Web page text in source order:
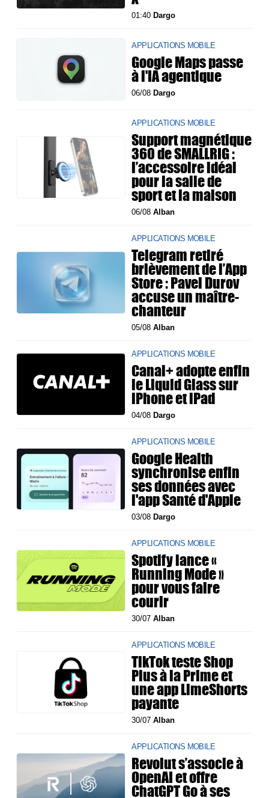
01:40 Dargo
APPLICATIONS MOBILE
Google Maps passe
à l'IA agentique
06/08 Dargo
APPLICATIONS MOBILE
Support magnétique
360 de SMALLRIG :
l’accessoire idéal
pour la salle de
sport et la maison
06/08Alban
APPLICATIONS MOBILE
Telegram retiré
brièvement de l’App
Store : Pavel Durov
accuse un maître-
chanteur
05/08Alban
APPLICATIONS MOBILE
Canal+ adopte enfin
le Liquid Glass sur
iPhone et iPad
04/08Dargo
APPLICATIONS MOBILE
Google Health
synchronise enfin
ses données avec
l'app Santé d'Apple
03/08Dargo
APPLICATIONS MOBILE
Spotify lance «
Running Mode »
pour vous faire
courir
30/07Alban
APPLICATIONS MOBILE
TikTok teste Shop
Plus à la Prime et
une app LimeShorts
payante
30/07Alban
APPLICATIONS MOBILE
Revolut s’associe à
OpenAI et offre
ChatGPT Go à ses